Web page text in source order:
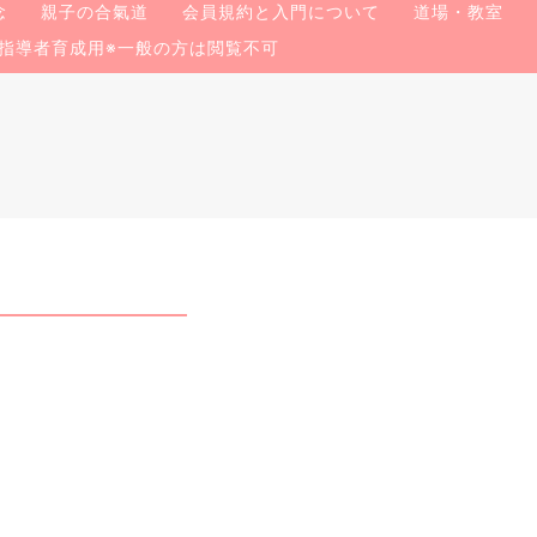
親子の合氣道 会員規約と入門について
道場・教室
導者育成用※一般の方は閲覧不可